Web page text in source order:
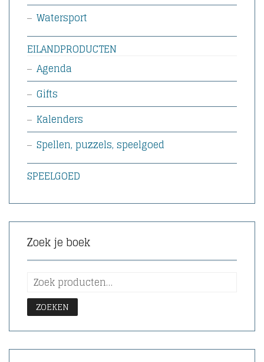
Watersport
EILANDPRODUCTEN
Agenda
Gifts
Kalenders
Spellen, puzzels, speelgoed
SPEELGOED
Zoek je boek
ZOEKEN